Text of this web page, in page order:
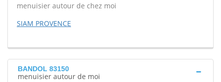
menuisier autour de chez moi
SIAM PROVENCE
BANDOL 83150
menuisier autour de moi